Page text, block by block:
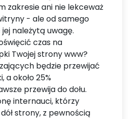
zakresie ani nie lekceważ
- ale od samego
należytą uwagę.
czas na
Twojej strony www?
będzie przewijać
a około 25%
przewija do dołu.
internauci, którzy
strony, z pewnością